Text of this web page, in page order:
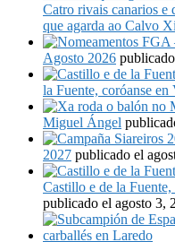
Catro rivais canarios e
que agarda ao Calvo
Agosto 2026
la Fuente, coróanse en
Miguel Ángel
2027 publicado el
Castillo e de la
publicado el agosto 3,